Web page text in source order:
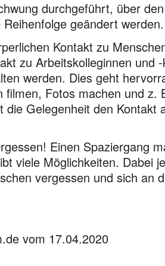
durchgeführt, über
geändert werden.
Kontakt zu
zu Arbeitskolleginnen und
werden. Dies geht
filmen, Fotos machen und z.
Gelegenheit den Kontakt
Einen Spaziergang
viele Möglichkeiten. Dabei
vergessen und sich an
vom 17.04.2020